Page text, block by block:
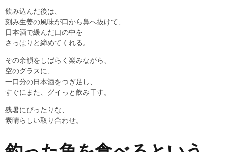
飲み込んだ後は、
刻み生姜の風味が口から鼻へ抜けて、
日本酒で緩んだ口の中を
さっぱりと締めてくれる。
その余韻をしばらく楽みながら、
空のグラスに、
一口分の日本酒をつぎ足し、
すぐにまた、グイっと飲み干す。
残暑にぴったりな、
素晴らしい取り合わせ。